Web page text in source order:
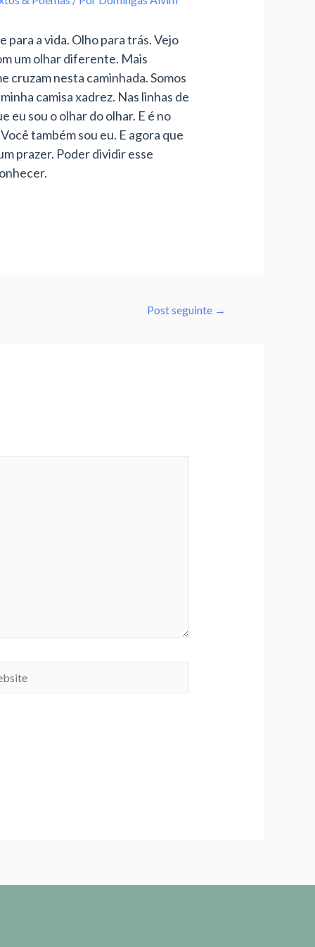
para a vida. Olho para trás. Vejo
um olhar diferente. Mais
cruzam nesta caminhada. Somos
camisa xadrez. Nas linhas de
eu sou o olhar do olhar. E é no
também sou eu. E agora que
prazer. Poder dividir esse
Post seguinte →